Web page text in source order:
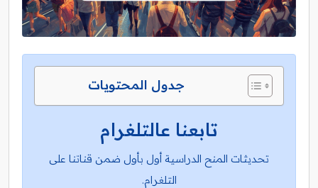
جدول المحتويات
تابعنا عالتلغرام
تحديثات المنح الدراسية أول بأول ضمن قناتنا على
التلغرام.